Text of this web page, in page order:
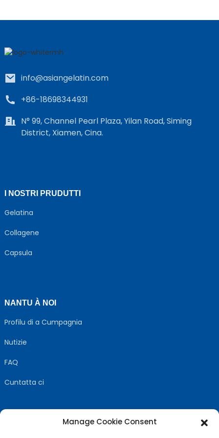
info@asiangelatin.com
+86-18698344931
N° 99, Channel Pearl Plaza, Yilan Road, Siming
District, Xiamen, Cina.
I NOSTRI PRUDUTTI
Gelatina
Collagene
Capsula
NANTU À NOI
Profilu di a Cumpagnia
Nutizie
FAQ
Cuntatta ci
Manage Cookie Consent